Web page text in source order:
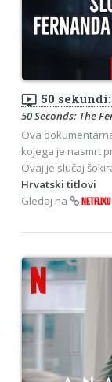
ondemand_video 50
50 Seconds: The
Ova
kojega je nasmrt
Ovaj je slučaj
Hrvatski titlovi
Gledaj na
NETFLIXU